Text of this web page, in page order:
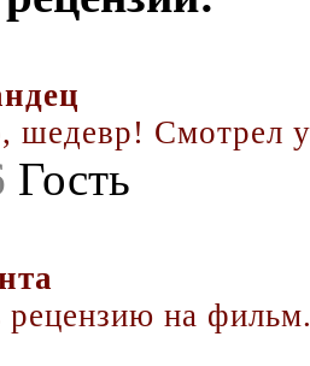
шедевр! Смотрел
Гость
на